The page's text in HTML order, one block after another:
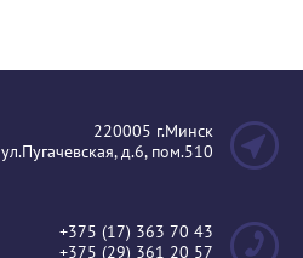
220005 г.Минск
ул.Пугачевская, д.6, пом.510
+375 (17) 363 70 43
+375 (29) 361 20 57